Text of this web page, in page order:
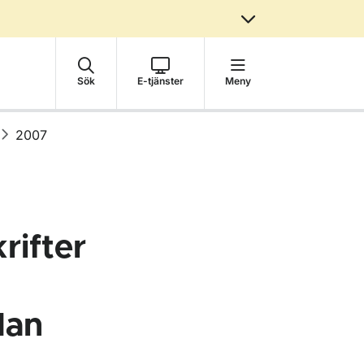
Sök E-tjänster Meny
2007